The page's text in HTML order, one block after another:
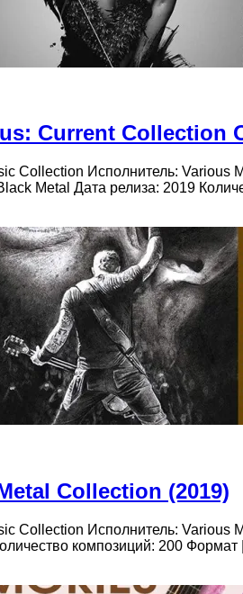
Current Collection
Collection Исполнитель:
Metal Дата релиза: 2019
Collection (2019)
Collection Исполнитель:
композиций: 200